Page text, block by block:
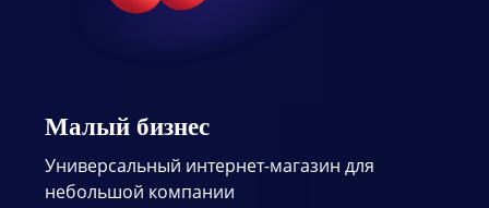
Малый бизнес
Универсальный интернет-магазин для
небольшой компании